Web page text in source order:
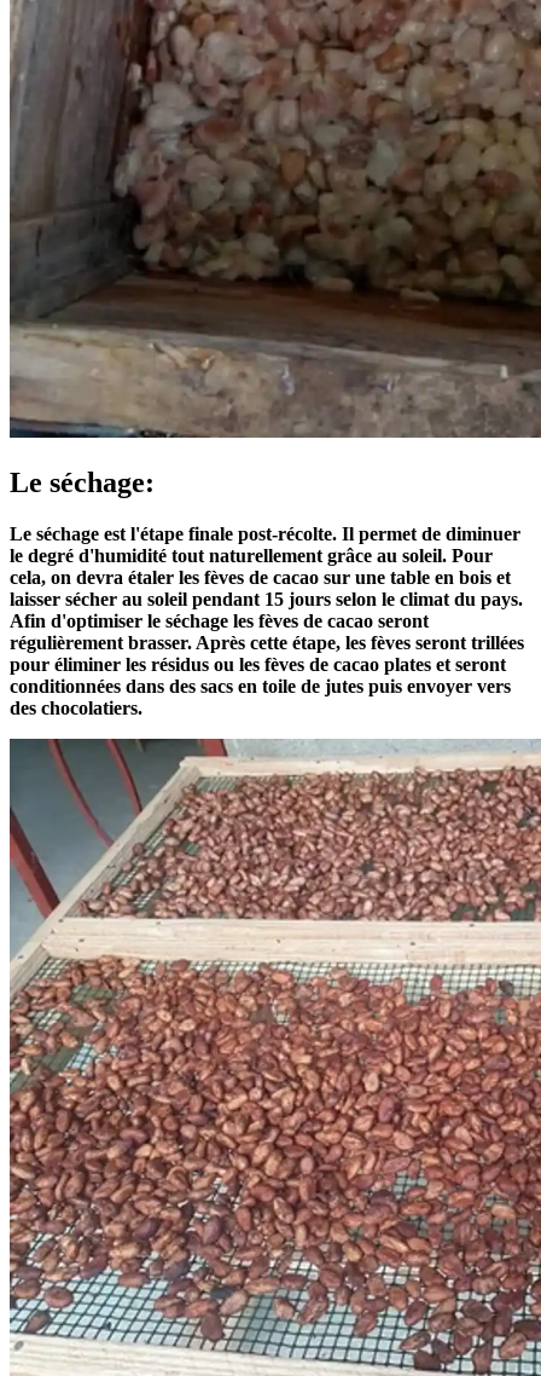
Le séchage:
Le séchage est l'étape finale post-récolte. Il permet de diminuer
le degré d'humidité tout naturellement grâce au soleil. Pour
cela, on devra étaler les fèves de cacao sur une table en bois et
laisser sécher au soleil pendant 15 jours selon le climat du pays.
Afin d'optimiser le séchage les fèves de cacao seront
régulièrement brasser. Après cette étape, les fèves seront trillées
pour éliminer les résidus ou les fèves de cacao plates et seront
conditionnées dans des sacs en toile de jutes puis envoyer vers
des chocolatiers.